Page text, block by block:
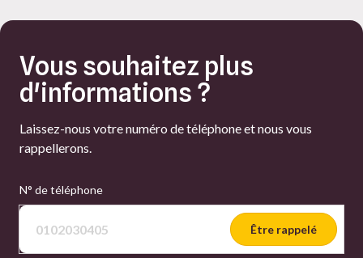
Vous souhaitez plus
d'informations ?
Laissez-nous votre numéro de téléphone et nous vous
rappellerons.
N° de téléphone
Être rappelé